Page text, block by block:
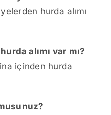
hurda alımı
alımı var mı?
içinden hurda